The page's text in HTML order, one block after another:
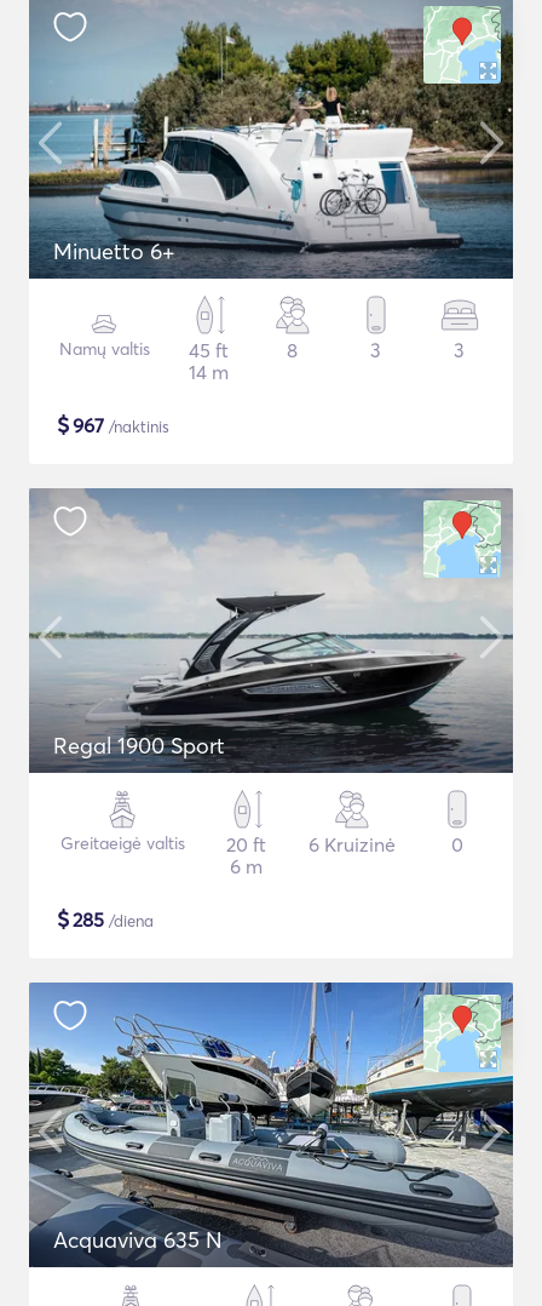
Minuetto 6+
Namų valtis
45 ft
14 m
8 3 3
$967 /naktinis
Regal 1900 Sport
Greitaeigė valtis
20 ft
6 m
6 Kruizinė 0
$285 /diena
Acquaviva 635 N